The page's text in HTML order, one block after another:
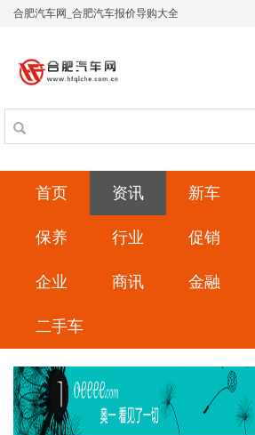
合肥汽车网_合肥汽车报价导购大全
首页 资讯 新车
保养 行业 促销
企业 商讯 金融
二手车